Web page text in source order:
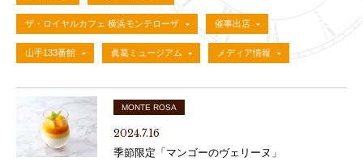
ザ・ロイヤルカフェ 横浜モンテローザ 催事出店
山手133番館 眞葛ミュージアム メディア情報
MONTE ROSA
2024.7.16
季節限定「マンゴーのヴェリーヌ」